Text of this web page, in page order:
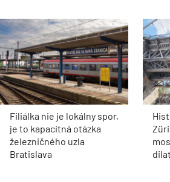
Filiálka nie je lokálny spor,
je to kapacitná otázka
železničného uzla
Bratislava